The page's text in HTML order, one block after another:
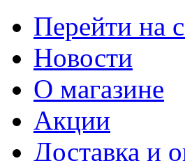
Перейти на
Новости
О магазине
Акции
Доставка и